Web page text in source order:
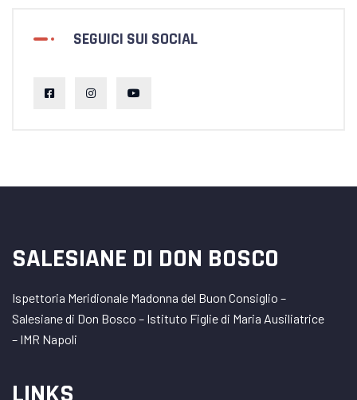
SEGUICI SUI SOCIAL
SALESIANE DI DON BOSCO
Ispettoria Meridionale Madonna del Buon Consiglio –
Salesiane di Don Bosco – Istituto Figlie di Maria Ausiliatrice
– IMR Napoli